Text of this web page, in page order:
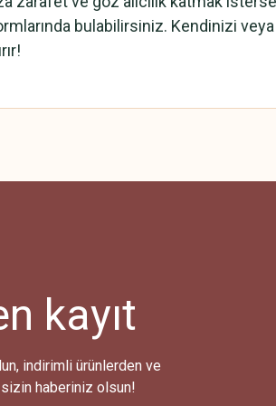
bulabilirsiniz. Kendinizi
farklı alternatifler olmalı.
kayıt
indirimli ürünlerden ve
haberiniz olsun!